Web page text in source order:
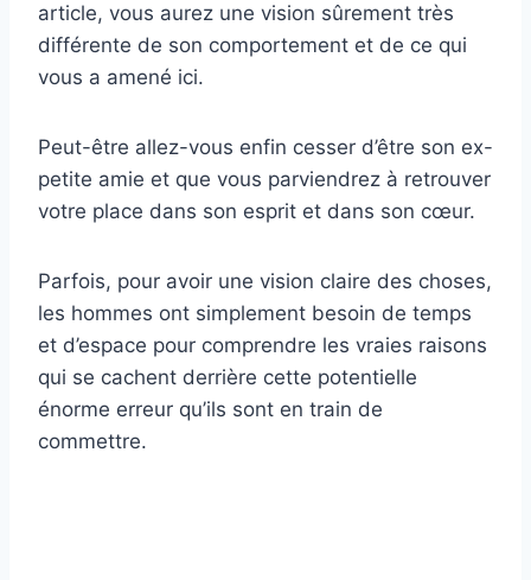
article, vous aurez une vision sûrement très
différente de son comportement et de ce qui
vous a amené ici.
Peut-être allez-vous enfin cesser d’être son ex-
petite amie et que vous parviendrez à retrouver
votre place dans son esprit et dans son cœur.
Parfois, pour avoir une vision claire des choses,
les hommes ont simplement besoin de temps
et d’espace pour comprendre les vraies raisons
qui se cachent derrière cette potentielle
énorme erreur qu’ils sont en train de
commettre.